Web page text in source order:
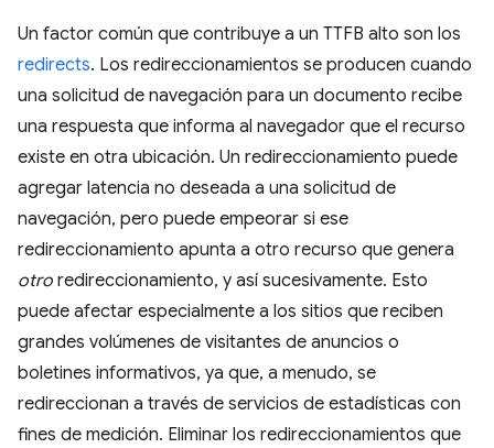
Un factor común que contribuye a un TTFB alto son los
redirects. Los redireccionamientos se producen cuando
una solicitud de navegación para un documento recibe
una respuesta que informa al navegador que el recurso
existe en otra ubicación. Un redireccionamiento puede
agregar latencia no deseada a una solicitud de
navegación, pero puede empeorar si ese
redireccionamiento apunta a otro recurso que genera
otro redireccionamiento, y así sucesivamente. Esto
puede afectar especialmente a los sitios que reciben
grandes volúmenes de visitantes de anuncios o
boletines informativos, ya que, a menudo, se
redireccionan a través de servicios de estadísticas con
fines de medición. Eliminar los redireccionamientos que